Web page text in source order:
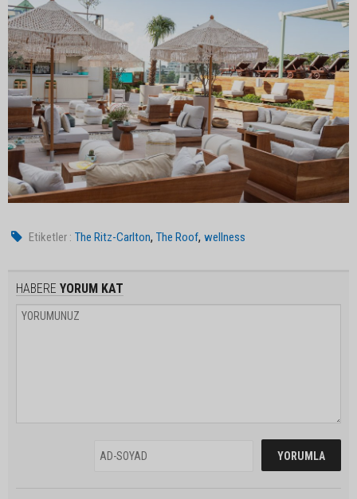
Etiketler : The Ritz-Carlton,The Roof,wellness
HABERE YORUM KAT